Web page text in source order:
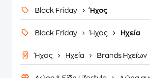
Black Friday Ήχος
Black Friday Ήχος Ηχεία
Ήχος Ηχεία Brands Ηχείων